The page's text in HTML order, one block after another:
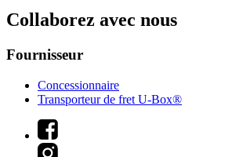
Collaborez avec nous
Fournisseur
Concessionnaire
Transporteur de fret U-Box®